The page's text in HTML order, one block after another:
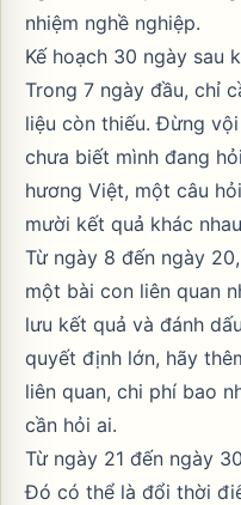
nhiệm nghề nghiệp.
Kế hoạch 30 ngày sau
Trong 7 ngày đầu, chỉ
liệu còn thiếu. Đừng
chưa biết mình đang
hương Việt, một câu
mười kết quả khác
Từ ngày 8 đến ngày
một bài con liên quan
lưu kết quả và đánh
quyết định lớn, hãy
liên quan, chi phí bao
cần hỏi ai.
Từ ngày 21 đến ngày
Đó có thể là đổi thời